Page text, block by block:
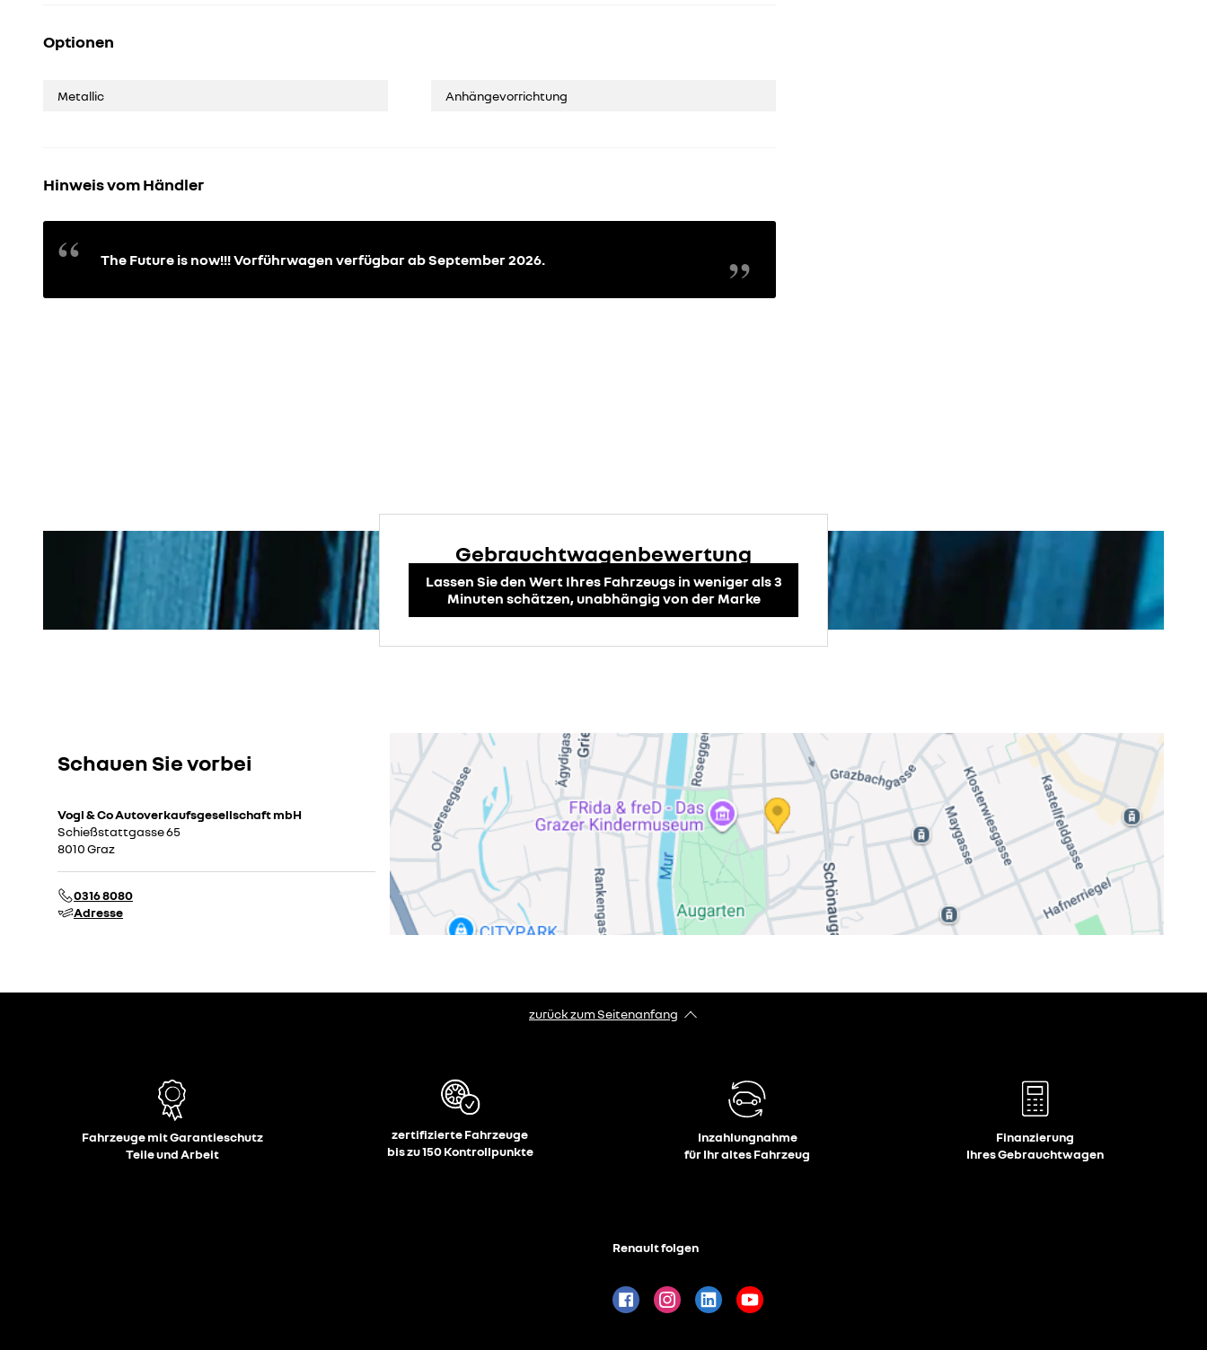
Optionen
Metallic Anhängevorrichtung
Hinweis vom Händler
The Future is now!!! Vorführwagen verfügbar ab September 2026.
Gebrauchtwagenbewertung
Lassen Sie den Wert Ihres Fahrzeugs in weniger als 3
Minuten schätzen, unabhängig von der Marke
Schauen Sie vorbei
Vogl & Co Autoverkaufsgesellschaft mbH
Schießstattgasse 65
8010 Graz
0316 8080
Adresse
zurück zum Seitenanfang
Fahrzeuge mit Garantieschutz
Teile und Arbeit
zertifizierte Fahrzeuge
bis zu 150 Kontrollpunkte
Inzahlungnahme
für Ihr altes Fahrzeug
Finanzierung
Ihres Gebrauchtwagen
Renault folgen